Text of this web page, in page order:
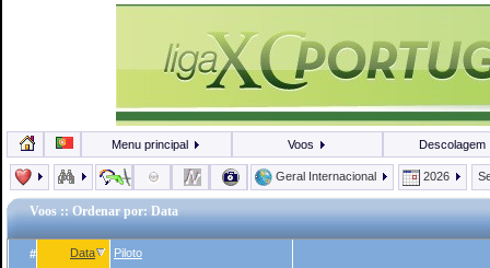
Menu principal Voos Descolagem
Geral Internacional 2026
Voos :: Ordenar por: Data
# Data Piloto